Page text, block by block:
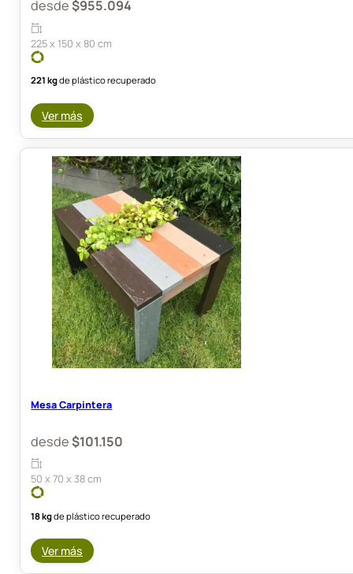
desde$955.094
225 x 150 x 80 cm
221 kgde plástico recuperado
Ver más
Mesa Carpintera
desde$101.150
50 x 70 x 38 cm
18 kgde plástico recuperado
Ver más